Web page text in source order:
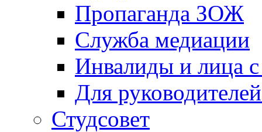
Пропаганда ЗОЖ
Служба медиации
Инвалиды и лица
Для
Студсовет